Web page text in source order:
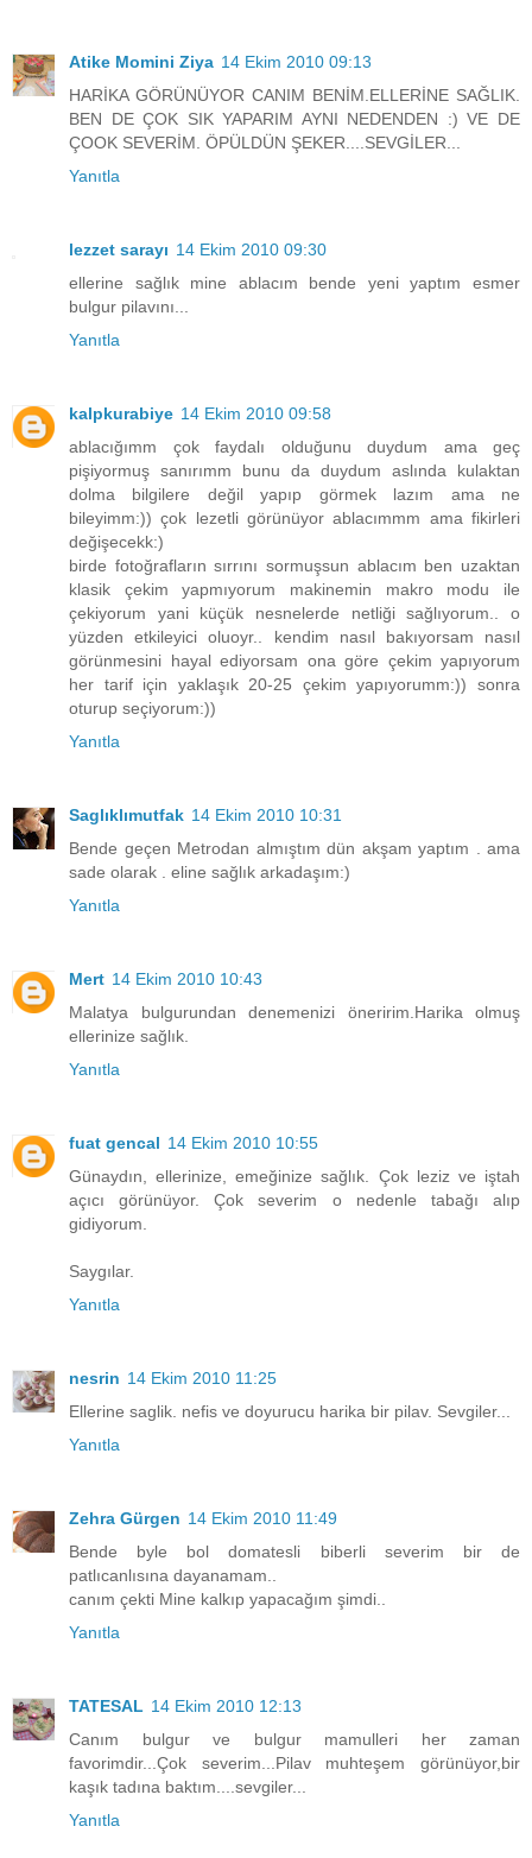
Atike Momini Ziya 14 Ekim 2010 09:13
HARİKA GÖRÜNÜYOR CANIM BENİM.ELLERİNE SAĞLIK.
BEN DE ÇOK SIK YAPARIM AYNI NEDENDEN :) VE DE
ÇOOK SEVERİM. ÖPÜLDÜN ŞEKER....SEVGİLER...
Yanıtla
lezzet sarayı 14 Ekim 2010 09:30
ellerine sağlık mine ablacım bende yeni yaptım esmer
bulgur pilavını...
Yanıtla
kalpkurabiye 14 Ekim 2010 09:58
ablacığımm çok faydalı olduğunu duydum ama geç
pişiyormuş sanırımm bunu da duydum aslında kulaktan
dolma bilgilere değil yapıp görmek lazım ama ne
bileyimm:)) çok lezetli görünüyor ablacımmm ama fikirleri
değişecekk:)
birde fotoğrafların sırrını sormuşsun ablacım ben uzaktan
klasik çekim yapmıyorum makinemin makro modu ile
çekiyorum yani küçük nesnelerde netliği sağlıyorum.. o
yüzden etkileyici oluoyr.. kendim nasıl bakıyorsam nasıl
görünmesini hayal ediyorsam ona göre çekim yapıyorum
her tarif için yaklaşık 20-25 çekim yapıyorumm:)) sonra
oturup seçiyorum:))
Yanıtla
Saglıklımutfak 14 Ekim 2010 10:31
Bende geçen Metrodan almıştım dün akşam yaptım . ama
sade olarak . eline sağlık arkadaşım:)
Yanıtla
Mert 14 Ekim 2010 10:43
Malatya bulgurundan denemenizi öneririm.Harika olmuş
ellerinize sağlık.
Yanıtla
fuat gencal 14 Ekim 2010 10:55
Günaydın, ellerinize, emeğinize sağlık. Çok leziz ve iştah
açıcı görünüyor. Çok severim o nedenle tabağı alıp
gidiyorum.
Saygılar.
Yanıtla
nesrin 14 Ekim 2010 11:25
Ellerine saglik. nefis ve doyurucu harika bir pilav. Sevgiler...
Yanıtla
Zehra Gürgen 14 Ekim 2010 11:49
Bende byle bol domatesli biberli severim bir de
patlıcanlısına dayanamam..
canım çekti Mine kalkıp yapacağım şimdi..
Yanıtla
TATESAL 14 Ekim 2010 12:13
Canım bulgur ve bulgur mamulleri her zaman
favorimdir...Çok severim...Pilav muhteşem görünüyor,bir
kaşık tadına baktım....sevgiler...
Yanıtla